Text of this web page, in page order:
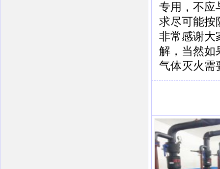
专用，不应
求尽可能按
非常感谢大
解，当然如
气体灭火需